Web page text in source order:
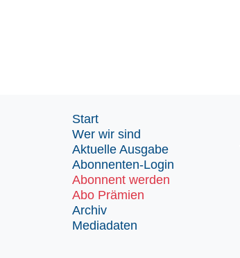
Start
Wer wir sind
Aktuelle Ausgabe
Abonnenten-Login
Abonnent werden
Abo Prämien
Archiv
Mediadaten